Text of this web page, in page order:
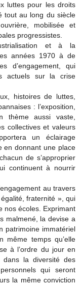
luttes pour les droits
tout au long du siècle
mobilisée et
progressistes.
et à la
années 1970 à de
d’engagement, qui
actuels sur la crise
histoires de luttes,
: l’exposition,
thème aussi vaste,
collectives et valeurs
un éclairage
en donnant une place
de s’approprier
continuent à nourrir
au travers
fraternité », qui
nos écoles. Exprimant
malmené, la devise a
patrimoine immatériel
même temps qu’elle
à l’ordre du jour en
dans la diversité des
qui seront
la même conviction